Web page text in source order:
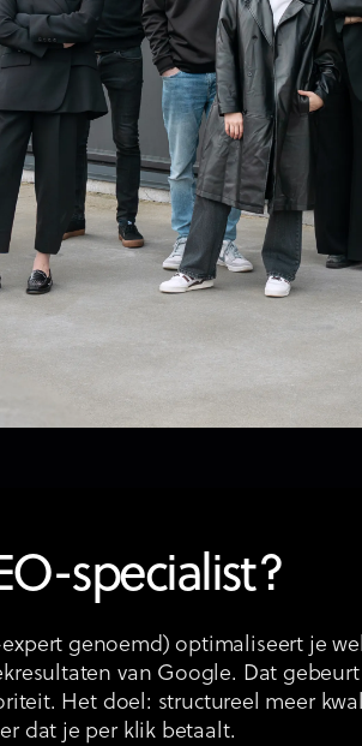
specialist?
genoemd) optimaliseert je
van Google. Dat
Het doel: structureel meer
dat je per klik betaalt.